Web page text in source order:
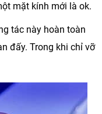
mặt kính mới là ok.
tác này hoàn toàn
đấy. Trong khi chỉ vỡ